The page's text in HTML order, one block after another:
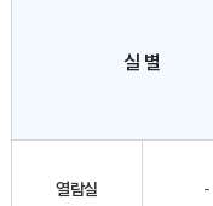
실 별
열람실 -